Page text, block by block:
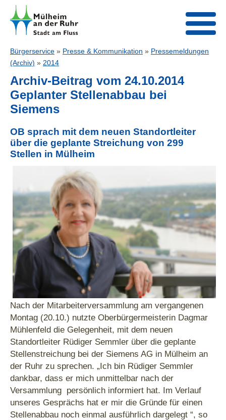
Bürgerservice » Presse & Kommunikation » Pressemeldungen
(Archiv) » 2014
Archiv-Beitrag vom 24.10.2014
Geplanter Stellenabbau bei
Siemens
OB sprach mit dem neuen Standortleiter
über die geplante Streichung von 299
Stellen in Mülheim
Nach der Mitarbeiterversammlung am vergangenen
Montag (20.10.) nutzte Oberbürgermeisterin Dagmar
Mühlenfeld die Gelegenheit, mit dem neuen
Standortleiter Rüdiger Semmler über die geplante
Stellenstreichung bei der Siemens AG in Mülheim an
der Ruhr zu sprechen. „Ich bin Rüdiger Semmler
dankbar, dass er mich unmittelbar nach der
Versammlung persönlich informiert hat. Im Verlauf
unseres Gesprächs hat er mir die Gründe für einen
Stellenabbau noch einmal ausführlich dargelegt “, so